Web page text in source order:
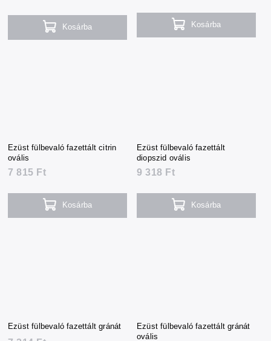
Kosárba Kosárba
Ezüst fülbevaló fazettált citrin
ovális
7 815 Ft
Kosárba
Ezüst fülbevaló fazettált
diopszid ovális
9 318 Ft
Kosárba
Ezüst fülbevaló fazettált gránát
Ezüst fülbevaló fazettált gránát
ovális